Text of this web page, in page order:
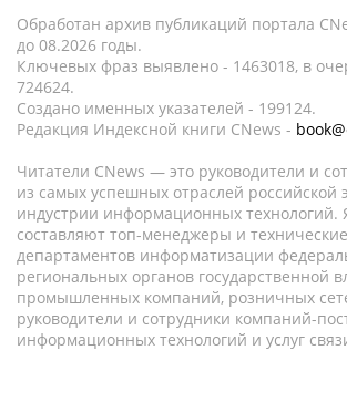
Обработан архив публикаций портала
до 08.2026 годы.
Ключевых фраз выявлено - 1463018, в
724624.
Создано именных указателей - 199124.
Редакция Индексной книги CNews -
Читатели CNews — это руководители и
из самых успешных отраслей российской
индустрии информационных технологий.
составляют топ-менеджеры и
департаментов информатизации
региональных органов государственной
промышленных компаний, розничных
руководители и сотрудники компаний-
информационных технологий и услуг